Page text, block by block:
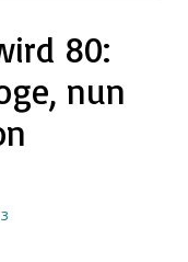
80:
nun